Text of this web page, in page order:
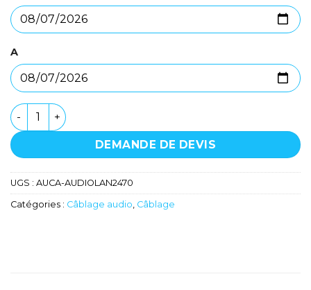
A
quantité de Touret RJ45 AUDIOLAN24 - CAE - 70m
DEMANDE DE DEVIS
UGS : AUCA-AUDIOLAN2470
Catégories : Câblage audio, Câblage